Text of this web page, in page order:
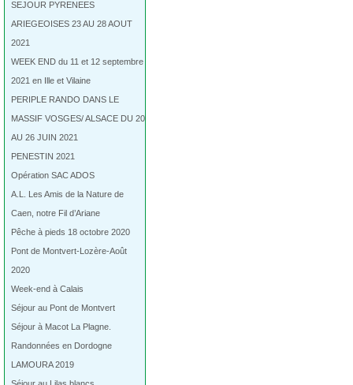
SEJOUR PYRENEES
ARIEGEOISES 23 AU 28 AOUT
2021
WEEK END du 11 et 12 septembre
2021 en Ille et Vilaine
PERIPLE RANDO DANS LE
MASSIF VOSGES/ ALSACE DU 20
AU 26 JUIN 2021
PENESTIN 2021
Opération SAC ADOS
A.L. Les Amis de la Nature de
Caen, notre Fil d’Ariane
Pêche à pieds 18 octobre 2020
Pont de Montvert-Lozère-Août
2020
Week-end à Calais
Séjour au Pont de Montvert
Séjour à Macot La Plagne.
Randonnées en Dordogne
LAMOURA 2019